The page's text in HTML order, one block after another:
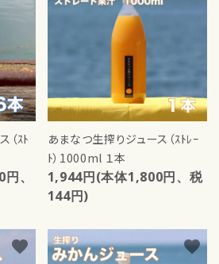
（ｽﾄ
、
あまなつ生搾りジュース（ｽﾄﾚｰ
ﾄ）1000ml １本
1,944円(本体1,800円、税
144円)
favorite favorite